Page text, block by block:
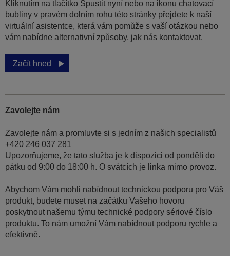
Kliknutím na tlačítko Spustit nyní nebo na ikonu chatovací
bubliny v pravém dolním rohu této stránky přejdete k naší
virtuální asistentce, která vám pomůže s vaší otázkou nebo
vám nabídne alternativní způsoby, jak nás kontaktovat.
Začít hned
Zavolejte nám
Zavolejte nám a promluvte si s jedním z našich specialistů
+420 246 037 281
Upozorňujeme, že tato služba je k dispozici od pondělí do
pátku od 9:00 do 18:00 h. O svátcích je linka mimo provoz.
Abychom Vám mohli nabídnout technickou podporu pro Váš
produkt, budete muset na začátku Vašeho hovoru
poskytnout našemu týmu technické podpory sériové číslo
produktu. To nám umožní Vám nabídnout podporu rychle a
efektivně.